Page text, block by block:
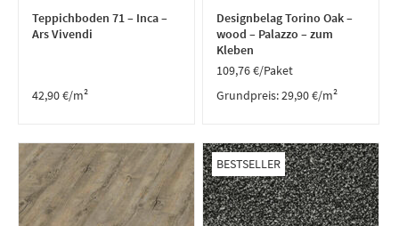
Teppichboden 71 – Inca –
Ars Vivendi
42,90€/m²
Designbelag Torino Oak –
wood – Palazzo – zum
Kleben
109,76€/Paket
Grundpreis:29,90€/m²
BESTSELLER